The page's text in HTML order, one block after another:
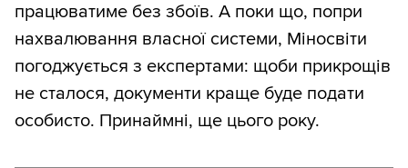
працюватиме без збоїв. А поки що, попри
нахвалювання власної системи, Міносвіти
погоджується з експертами: щоби прикрощів
не сталося, документи краще буде подати
особисто. Принаймні, ще цього року.